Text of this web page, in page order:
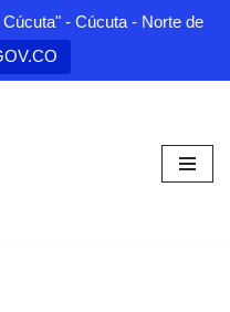
- Cúcuta - Norte de